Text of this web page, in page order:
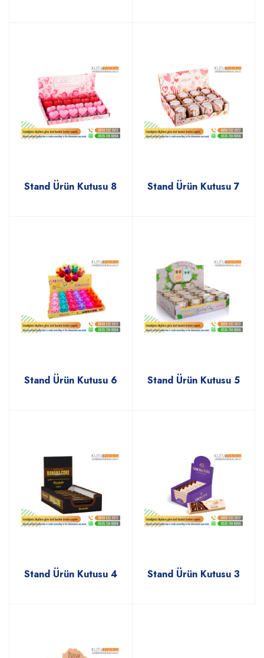
Stand Ürün Kutusu 8 Stand Ürün Kutusu 7
Stand Ürün Kutusu 6 Stand Ürün Kutusu 5
Stand Ürün Kutusu 4 Stand Ürün Kutusu 3